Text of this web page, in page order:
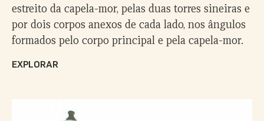
estreito da capela-mor, pelas duas torres sineiras e
por dois corpos anexos de cada lado, nos ângulos
formados pelo corpo principal e pela capela-mor.
EXPLORAR